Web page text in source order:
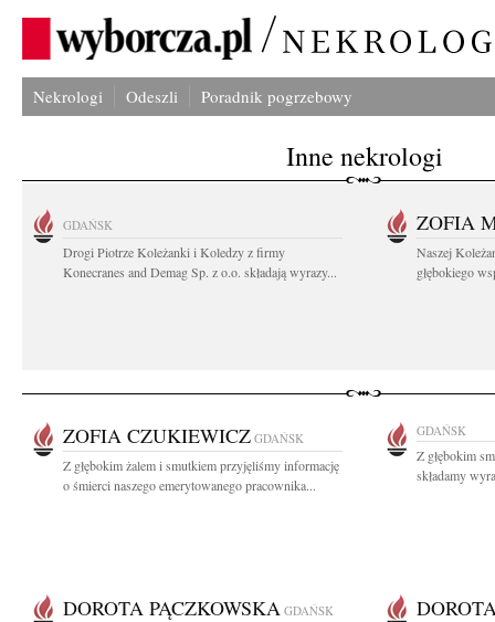
Nekrologi Odeszli Poradnik pogrzebowy
Inne nekrologi
GDAŃSK
Drogi Piotrze Koleżanki i Koledzy z firmy
Konecranes and Demag Sp. z o.o. składają wyrazy...
ZOFIA
Naszej
głębokiego
ZOFIA CZUKIEWICZ GDAŃSK
Z głębokim żalem i smutkiem przyjęliśmy informację
o śmierci naszego emerytowanego pracownika...
GDAŃSK
Z głębokim
składamy
DOROTA PĄCZKOWSKA GDAŃSK